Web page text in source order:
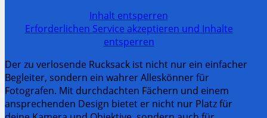
Inhalt entsperren
Erforderlichen Service akzeptieren und Inhalte
entsperren
Der zu verlosende Rucksack ist nicht nur ein einfacher
Begleiter, sondern ein wahrer Alleskönner für
Fotografen. Mit durchdachten Fächern und einem
ansprechenden Design bietet er nicht nur Platz für